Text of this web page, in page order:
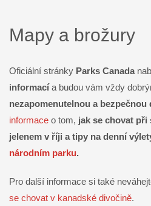
Mapy a brožury
Oficiální stránky Parks Canada
informacía budou vám vždy
nezapomenutelnou a bezpečnou
informace o tom, jak se chovat při
jelenem v říji a tipy na denní
národním parku.
Pro další informace si také
se chovat v kanadské divočině.